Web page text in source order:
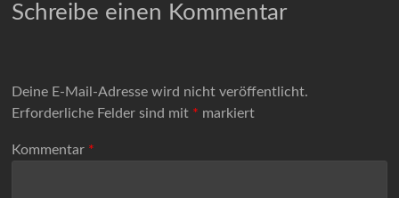
Schreibe einen Kommentar
Deine E-Mail-Adresse wird nicht veröffentlicht.
Erforderliche Felder sind mit * markiert
Kommentar *